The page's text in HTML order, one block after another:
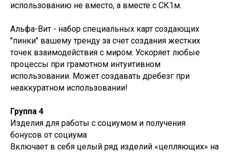
использованию не вместо, а вместе с СК1м.
Альфа-Вит - набор специальных карт создающих
"пинки" вашему тренду за счет создания жестких
точек взаимодействия с миром. Ускоряет любые
процессы при грамотном интуитивном
использовании. Может создавать дребезг при
неаккуратном использовании!
Группа 4
Изделия для работы с социумом и получения
бонусов от социума
Включает в себя целый ряд изделий «цепляющих» на